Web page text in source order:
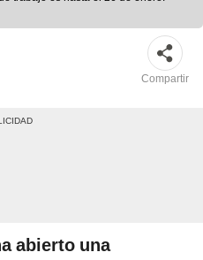
Compartir
abierto una